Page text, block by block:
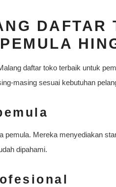
DAFTAR
daftar toko terbaik untuk
masing sesuai kebutuhan
pemula. Mereka menyediakan
dipahami.